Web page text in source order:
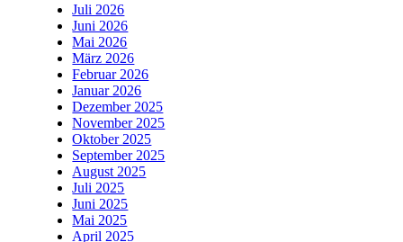
Juli 2026
Juni 2026
Mai 2026
März 2026
Februar 2026
Januar 2026
Dezember 2025
November 2025
Oktober 2025
September 2025
August 2025
Juli 2025
Juni 2025
Mai 2025
April 2025